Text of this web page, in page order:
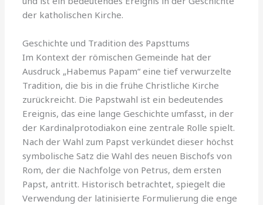
der katholischen Kirche.
Geschichte und Tradition des Papsttums
Im Kontext der römischen Gemeinde hat der
Ausdruck „Habemus Papam“ eine tief verwurzelte
Tradition, die bis in die frühe Christliche Kirche
zurückreicht. Die Papstwahl ist ein bedeutendes
Ereignis, das eine lange Geschichte umfasst, in der
der Kardinalprotodiakon eine zentrale Rolle spielt.
Nach der Wahl zum Papst verkündet dieser höchst
symbolische Satz die Wahl des neuen Bischofs von
Rom, der die Nachfolge von Petrus, dem ersten
Papst, antritt. Historisch betrachtet, spiegelt die
Verwendung der latinisierte Formulierung die enge